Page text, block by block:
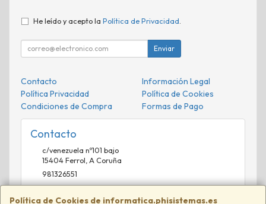
Política de Cookies de informatica.phisistemas.es
He leído y acepto la Política de Privacidad
Enviar
Contacto
Información Legal
Política Privacidad
Política de Cookies
Condiciones de Compra
Formas de Pago
Contacto
c/venezuela nº101 bajo
15404Ferrol A Coruña
981326551
comercial@phisistemas.es